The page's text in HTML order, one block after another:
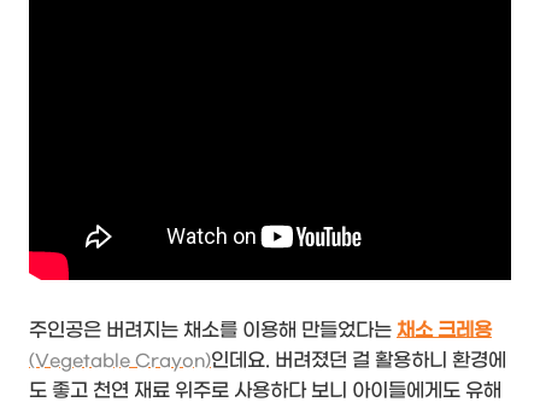
주인공은 버려지는 채소를 이용해 만들었다는 채소 크레용
(Vegetable Crayon)인데요. 버려졌던 걸 활용하니 환경에
도 좋고 천연 재료 위주로 사용하다 보니 아이들에게도 유해